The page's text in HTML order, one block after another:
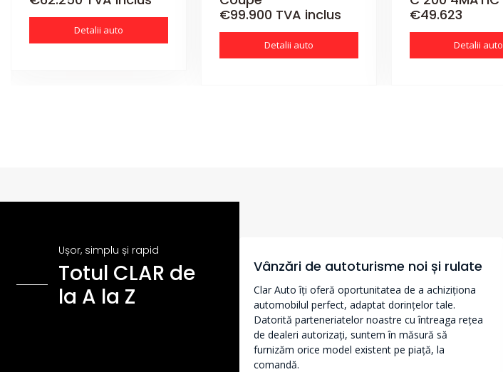
Detalii auto
€99.900 TVA inclus
Detalii auto
€49.623
Detalii auto
Ușor, simplu și rapid
Totul CLAR de
la A la Z
Vânzări de autoturisme noi și rulate
Clar Auto îți oferă oportunitatea de a achiziționa
automobilul perfect, adaptat dorințelor tale.
Datorită parteneriatelor noastre cu întreaga rețea
de dealeri autorizați, suntem în măsură să
furnizăm orice model existent pe piață, la
comandă.